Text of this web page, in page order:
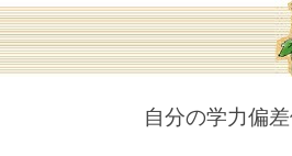
自分の学力偏